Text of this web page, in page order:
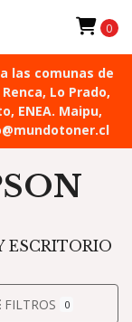
a las comunas de
Lo Prado,
ENEA. Maipu,
0
ESCRITORIO
FILTROS 0